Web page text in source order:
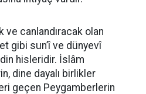
ve canlandıracak olan
gibi sun’î ve dünyevî
hisleridir. İslâm
dine dayalı birlikler
geçen Peygamberlerin